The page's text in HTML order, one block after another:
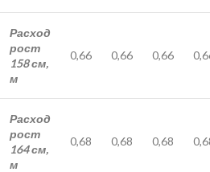
Расход
рост
158 см,
м
0,66 0,66 0,66
Расход
рост
164 см,
м
0,68 0,68 0,68